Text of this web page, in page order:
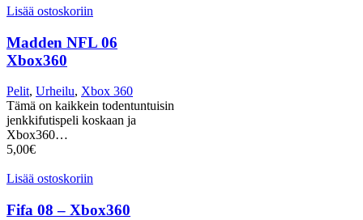
Lisää ostoskoriin
Madden NFL 06
Xbox360
Pelit, Urheilu, Xbox 360
Tämä on kaikkein todentuntuisin
jenkkifutispeli koskaan ja
Xbox360…
5,00€
Lisää ostoskoriin
Fifa 08 – Xbox360